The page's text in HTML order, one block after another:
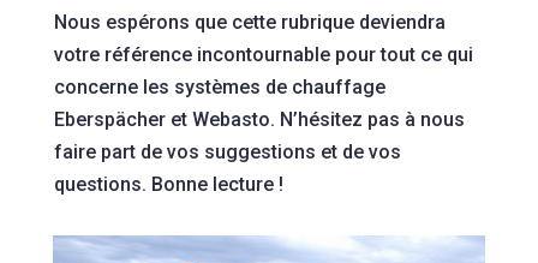
Nous espérons que cette rubrique deviendra
votre référence incontournable pour tout ce qui
concerne les systèmes de chauffage
Eberspächer et Webasto. N’hésitez pas à nous
faire part de vos suggestions et de vos
questions. Bonne lecture !